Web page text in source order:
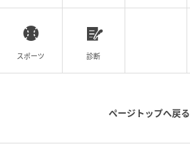
スポーツ 診断
ページトップへ戻る